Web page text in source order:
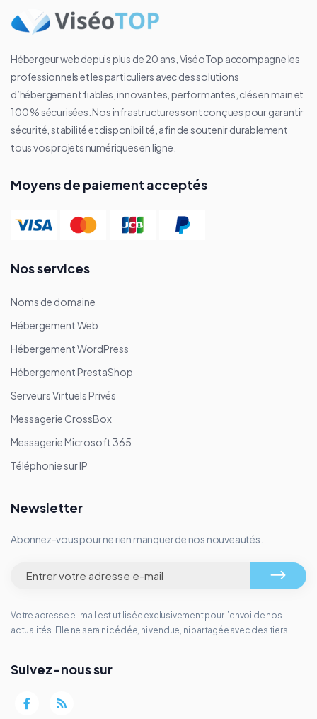
Hébergeur web depuis plus de 20 ans, ViséoTop accompagne les
professionnels et les particuliers avec des solutions
d’hébergement fiables, innovantes, performantes, clés en main et
100 % sécurisées. Nos infrastructures sont conçues pour garantir
sécurité, stabilité et disponibilité, afin de soutenir durablement
tous vos projets numériques en ligne.
Moyens de paiement acceptés
Nos services
Noms de domaine
Hébergement Web
Hébergement WordPress
Hébergement PrestaShop
Serveurs Virtuels Privés
Messagerie CrossBox
Messagerie Microsoft 365
Téléphonie sur IP
Newsletter
Abonnez-vous pour ne rien manquer de nos nouveautés.
Votre adresse e-mail est utilisée exclusivement pour l’envoi de nos
actualités. Elle ne sera ni cédée, ni vendue, ni partagée avec des tiers.
Suivez-nous sur